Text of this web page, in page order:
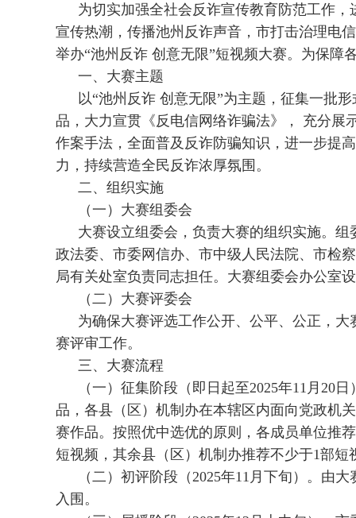
为切实加强全社会反诈宣传教育防范工作
宣传热潮，传播池州反诈声音，市打击治理电
举办“池州反诈 创意无限”短视频大赛。为保障
一、大赛主题
以“池州反诈 创意无限”为主题，征集一批
品，大力宣贯《反电信网络诈骗法》， 充分展
作案手法，全面普及反诈防骗知识，进一步提
力，持续营造全民反诈浓厚氛围。
二、组织实施
（一）大赛组委会
大赛设立组委会，负责大赛的组织实施。
政法委、市委网信办、市中级人民法院、市检
局有关处室负责同志担任。大赛组委会办公室
（二）大赛评委会
为确保大赛评选工作公开、公平、公正，
赛评审工作。
三、大赛流程
（一）征集阶段（即日起至2025年11月20
品，各县（区）机制办在本辖区内面向党政机
赛作品。按照优中选优的原则，各成员单位推
短视频，其余县（区）机制办推荐不少于1部短
（二）初评阶段（2025年11月下旬）。由
入围。